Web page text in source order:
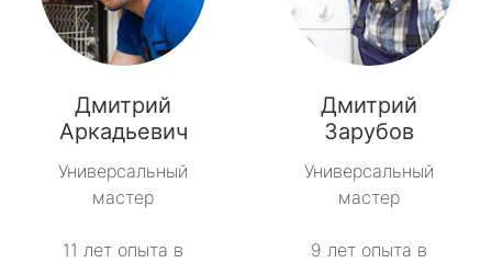
Дмитрий
Аркадьевич
Универсальный
мастер
11 лет опыта в
Дмитрий
Зарубов
Универсальный
мастер
9 лет опыта в